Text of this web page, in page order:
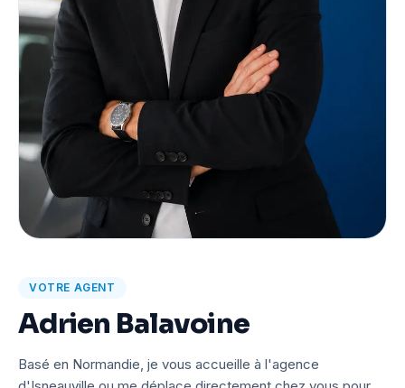
VOTRE AGENT
Adrien Balavoine
Basé en Normandie, je vous accueille à l'agence